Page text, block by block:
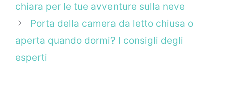
chiara per le tue avventure sulla neve
Porta della camera da letto chiusa o
aperta quando dormi? I consigli degli
esperti